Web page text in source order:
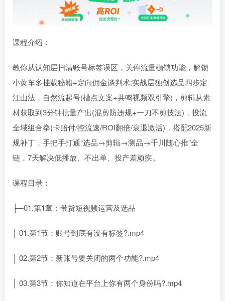
课程介绍：
教你从认知层​​扫清账号标签误区，关停流量枷锁功能，解锁
小黄车多挂载秘籍+定向佣金谈判术;​​实战层​​独创选品四步定
江山法，自然流起号(槽点文案+共鸣视频双引擎)，剪辑从素
材获取到3分钟批量产出(混剪防违规+一刀不剪技法)，投流
全域组合拳(卡赔付/控流速/ROI翻倍/衰退激活)，搭配2025新
规补丁，手把手打通“选品→剪辑→测品→千川随心推”全
链，7天解决低播放、不出单、投产差顽疾。
课程目录：
├─01.第1章：带货短视频运营及选品
│ 01.第1节：账号到底有没有标签?.mp4
│ 02.第2节：新账号要关闭的两个功能?.mp4
│ 03.第3节：你知道在平台上你有两个身份吗?.mp4